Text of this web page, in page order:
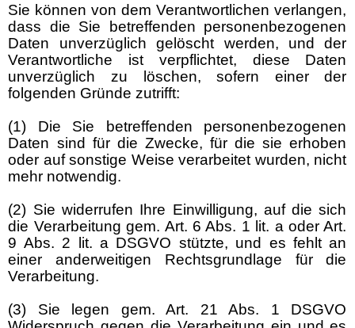
Sie können von dem Verantwortlichen verlangen,
dass die Sie betreffenden personenbezogenen
Daten unverzüglich gelöscht werden, und der
Verantwortliche ist verpflichtet, diese Daten
unverzüglich zu löschen, sofern einer der
folgenden Gründe zutrifft:
(1) Die Sie betreffenden personenbezogenen
Daten sind für die Zwecke, für die sie erhoben
oder auf sonstige Weise verarbeitet wurden, nicht
mehr notwendig.
(2) Sie widerrufen Ihre Einwilligung, auf die sich
die Verarbeitung gem. Art. 6 Abs. 1 lit. a oder Art.
9 Abs. 2 lit. a DSGVO stützte, und es fehlt an
einer anderweitigen Rechtsgrundlage für die
Verarbeitung.
(3) Sie legen gem. Art. 21 Abs. 1 DSGVO